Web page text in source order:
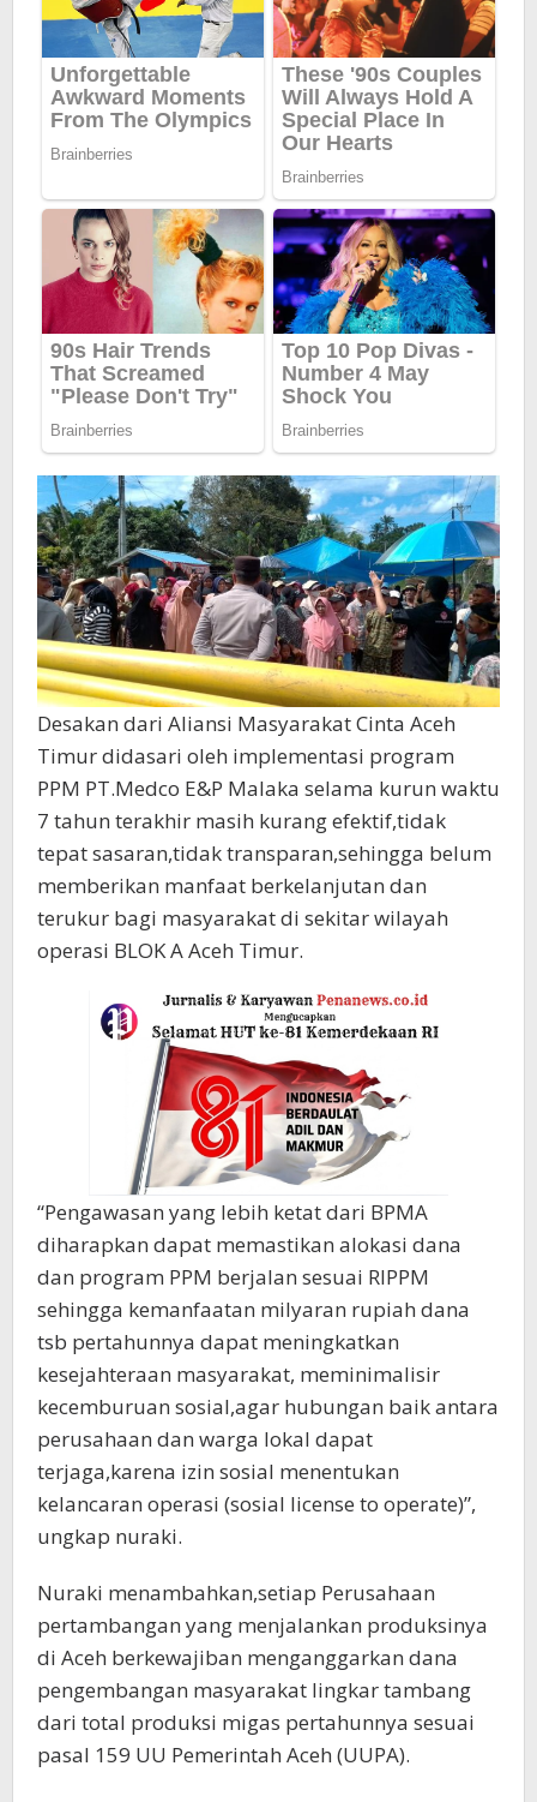
Desakan dari Aliansi Masyarakat Cinta Aceh
Timur didasari oleh implementasi program
PPM PT.Medco E&P Malaka selama kurun waktu
7 tahun terakhir masih kurang efektif,tidak
tepat sasaran,tidak transparan,sehingga belum
memberikan manfaat berkelanjutan dan
terukur bagi masyarakat di sekitar wilayah
operasi BLOK A Aceh Timur.
“Pengawasan yang lebih ketat dari BPMA
diharapkan dapat memastikan alokasi dana
dan program PPM berjalan sesuai RIPPM
sehingga kemanfaatan milyaran rupiah dana
tsb pertahunnya dapat meningkatkan
kesejahteraan masyarakat, meminimalisir
kecemburuan sosial,agar hubungan baik antara
perusahaan dan warga lokal dapat
terjaga,karena izin sosial menentukan
kelancaran operasi (sosial license to operate)”,
ungkap nuraki.
Nuraki menambahkan,setiap Perusahaan
pertambangan yang menjalankan produksinya
di Aceh berkewajiban menganggarkan dana
pengembangan masyarakat lingkar tambang
dari total produksi migas pertahunnya sesuai
pasal 159 UU Pemerintah Aceh (UUPA).